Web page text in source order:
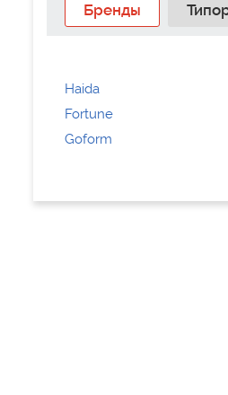
Бренды
Haida
Fortune
Goform